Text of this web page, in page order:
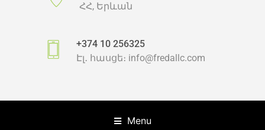
ՀՀ, Երևան
+374 10 256325
Էլ․ հասցե։ info@fredallc.com
Menu